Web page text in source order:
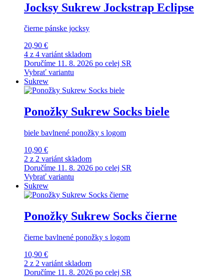
Jocksy Sukrew Jockstrap Eclipse
čierne pánske jocksy
20,90 €
4 z 4 variánt skladom
Doručíme 11. 8. 2026 po celej SR
Vybrať variantu
Sukrew
Ponožky Sukrew Socks biele
biele bavlnené ponožky s logom
10,90 €
2 z 2 variánt skladom
Doručíme 11. 8. 2026 po celej SR
Vybrať variantu
Sukrew
Ponožky Sukrew Socks čierne
čierne bavlnené ponožky s logom
10,90 €
2 z 2 variánt skladom
Doručíme 11. 8. 2026 po celej SR